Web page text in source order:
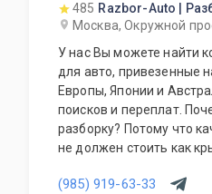
485 Razbor-Auto |
Москва, Окружной
У нас Вы можете найти
для авто, привезенные
Европы, Японии и
поисков и переплат.
разборку? Потому что
не должен стоить как
отличных доноров с
(985) 919-63-33